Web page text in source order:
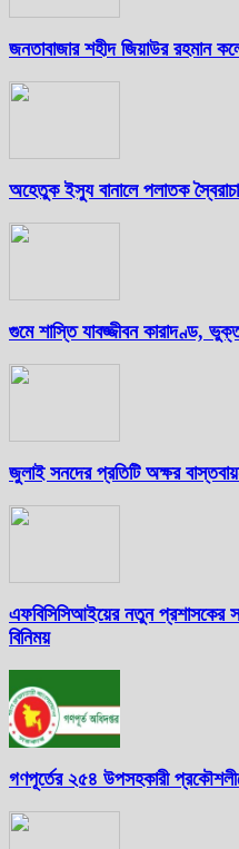
জনতাবাজার শহীদ জিয়াউর রহমান
অহেতুক ইস্যু বানালে পলাতক
গুমে শাস্তি যাবজ্জীবন কারাদণ্ড,
জুলাই সনদের প্রতিটি অক্ষর
এফবিসিসিআইয়ের নতুন প্রশাসকের
বিনিময়
গণপূর্তের ২৫৪ উপসহকারী